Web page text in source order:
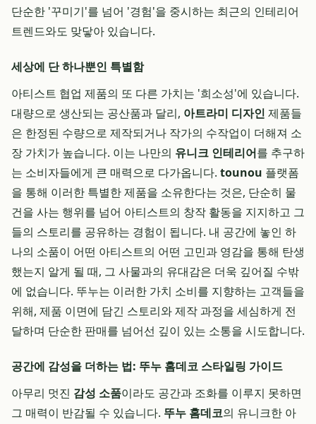
단순한 '꾸미기'를 넘어 '경험'을 중시하는 최근의 인테리어
트렌드와도 맞닿아 있습니다.
세상에 단 하나뿐인 특별함
아티스트 협업 제품의 또 다른 가치는 '희소성'에 있습니다.
대량으로 생산되는 공산품과 달리, 아트라미 디자인 제품들
은 한정된 수량으로 제작되거나 작가의 수작업이 더해져 소
장 가치가 높습니다. 이는 나만의 유니크 인테리어를 추구하
는 소비자들에게 큰 매력으로 다가옵니다. tounou 플랫폼
을 통해 이러한 특별한 제품을 소유한다는 것은, 단순히 물
건을 사는 행위를 넘어 아티스트의 창작 활동을 지지하고 그
들의 스토리를 공유하는 경험이 됩니다. 내 공간에 놓인 하
나의 소품이 어떤 아티스트의 어떤 고민과 영감을 통해 탄생
했는지 알게 될 때, 그 사물과의 유대감은 더욱 깊어질 수밖
에 없습니다. 뚜누는 이러한 가치 소비를 지향하는 고객들을
위해, 제품 이면에 담긴 스토리와 제작 과정을 세심하게 전
달하며 단순한 판매를 넘어선 깊이 있는 소통을 시도합니다.
공간에 감성을 더하는 법: 뚜누 홈데코 스타일링 가이드
아무리 멋진 감성 소품이라도 공간과 조화를 이루지 못하면
그 매력이 반감될 수 있습니다. 뚜누 홈데코의 유니크한 아